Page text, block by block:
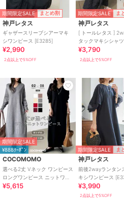
期間限定SALE まとめ割
神戸レタス
ギャザースリーブシアーマキ
シワンピース [E3285]
¥2,990
2点以上で5%OFF
期間限定SALE ま
神戸レタス
[ トールレタス ]
タックマキシシャ
ス [E3247]
¥3,790
2点以上で5%OFF
期間限定SALE
¥888ｸｰﾎﾟﾝ
COCOMOMO
選べる2丈 Vネック ワンピース
ロングワンピース ニットワン
ピース 長袖 ロング丈 マキシ丈
¥5,615
期間限定SALE ま
神戸レタス
前後2wayランタン
キシワンピース
¥3,990
2点以上で5%OFF